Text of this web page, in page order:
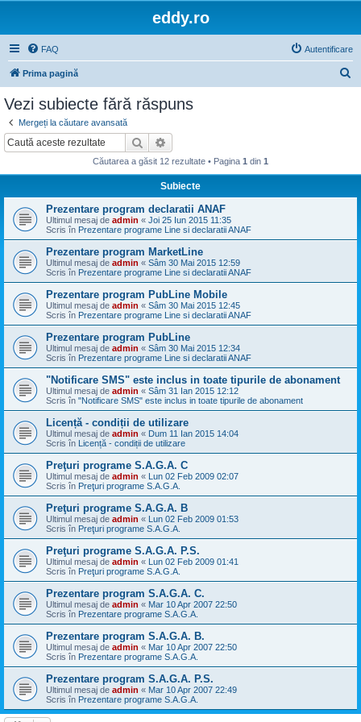
eddy.ro
FAQ Autentificare
Prima pagină
Vezi subiecte fără răspuns
Mergeți la căutare avansată
Căutare
Căutarea a găsit 12 rezultate • Pagina 1 din 1
Subiecte
Prezentare program declaratii ANAF
Ultimul mesaj de admin « Joi 25 Iun 2015 11:35
Scris în Prezentare programe Line si declaratii ANAF
Prezentare program MarketLine
Ultimul mesaj de admin « Sâm 30 Mai 2015 12:59
Scris în Prezentare programe Line si declaratii ANAF
Prezentare program PubLine Mobile
Ultimul mesaj de admin « Sâm 30 Mai 2015 12:45
Scris în Prezentare programe Line si declaratii ANAF
Prezentare program PubLine
Ultimul mesaj de admin « Sâm 30 Mai 2015 12:34
Scris în Prezentare programe Line si declaratii ANAF
"Notificare SMS" este inclus in toate tipurile de abonament
Ultimul mesaj de admin « Sâm 31 Ian 2015 12:12
Scris în "Notificare SMS" este inclus in toate tipurile de abonament
Licență - condiții de utilizare
Ultimul mesaj de admin « Dum 11 Ian 2015 14:04
Scris în Licență - condiții de utilizare
Preţuri programe S.A.G.A. C
Ultimul mesaj de admin « Lun 02 Feb 2009 02:07
Scris în Preţuri programe S.A.G.A.
Preţuri programe S.A.G.A. B
Ultimul mesaj de admin « Lun 02 Feb 2009 01:53
Scris în Preţuri programe S.A.G.A.
Preţuri programe S.A.G.A. P.S.
Ultimul mesaj de admin « Lun 02 Feb 2009 01:41
Scris în Preţuri programe S.A.G.A.
Prezentare program S.A.G.A. C.
Ultimul mesaj de admin « Mar 10 Apr 2007 22:50
Scris în Prezentare programe S.A.G.A.
Prezentare program S.A.G.A. B.
Ultimul mesaj de admin « Mar 10 Apr 2007 22:50
Scris în Prezentare programe S.A.G.A.
Prezentare program S.A.G.A. P.S.
Ultimul mesaj de admin « Mar 10 Apr 2007 22:49
Scris în Prezentare programe S.A.G.A.